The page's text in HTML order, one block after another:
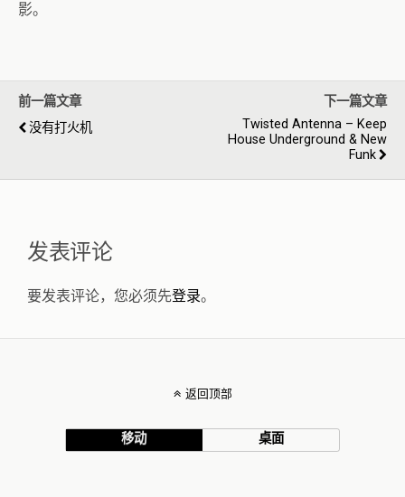
影。
前一篇文章
没有打火机
下一篇文章
Twisted Antenna – Keep
House Underground & New
Funk
发表评论
要发表评论，您必须先登录。
返回顶部
移动 桌面